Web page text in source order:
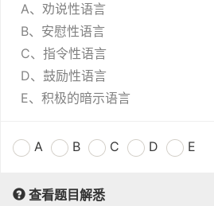
A、劝说性语言
B、安慰性语言
C、指令性语言
D、鼓励性语言
E、积极的暗示语言
A B C D E
查看题目解悉